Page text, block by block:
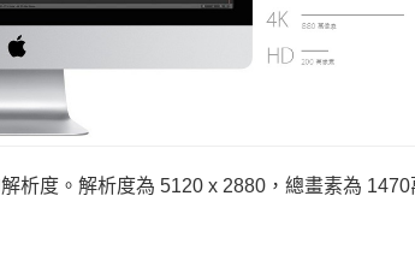
析度。解析度為 5120 x 2880，總畫素為